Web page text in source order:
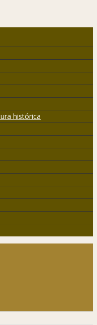
histórica